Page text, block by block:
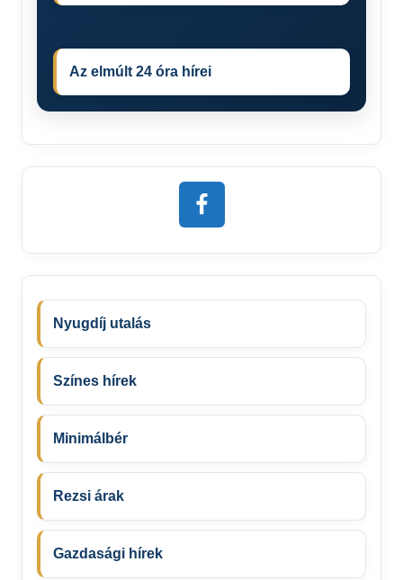
Az elmúlt 24 óra hírei
Nyugdíj utalás
Színes hírek
Minimálbér
Rezsi árak
Gazdasági hírek